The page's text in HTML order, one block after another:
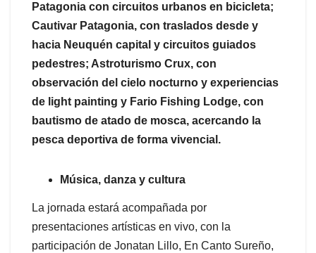
Patagonia con circuitos urbanos en bicicleta;
Cautivar Patagonia, con traslados desde y
hacia Neuquén capital y circuitos guiados
pedestres; Astroturismo Crux, con
observación del cielo nocturno y experiencias
de light painting y Fario Fishing Lodge, con
bautismo de atado de mosca, acercando la
pesca deportiva de forma vivencial.
Música, danza y cultura
La jornada estará acompañada por
presentaciones artísticas en vivo, con la
participación de Jonatan Lillo, En Canto Sureño,